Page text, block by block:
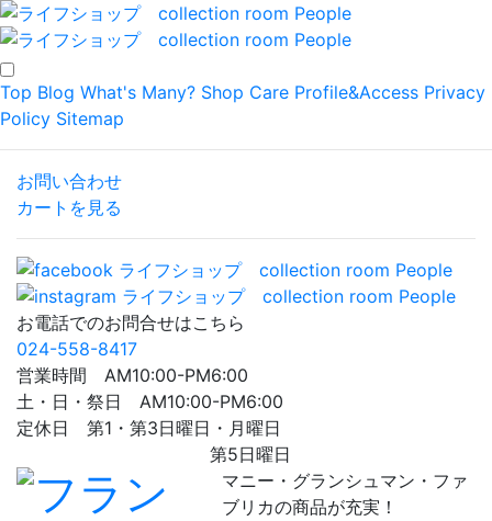
Top Blog What's Many? Shop Care Profile&Access Privacy
Policy Sitemap
お問い合わせ
カートを見る
お電話でのお問合せはこちら
024-558-8417
営業時間 AM10:00-PM6:00
土・日・祭日 AM10:00-PM6:00
定休日 第1・第3日曜日・月曜日
第5日曜日
マニー・グランシュマン・ファ
ブリカの商品が充実！